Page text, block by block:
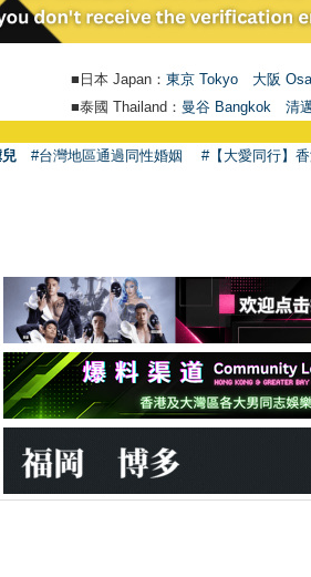
■日本 Japan： 東京 Tokyo 大阪
■泰國 Thailand： 曼谷 Bangkok
清
#台灣地區通過同性婚姻 #【大愛同行】